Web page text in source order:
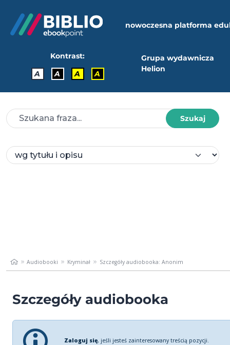
nowoczesna platforma
Kontrast:
A
A A A
Grupa wydawnicza
Helion
Szukaj
Audiobooki Kryminał Szczegóły audiobooka: Anonim
Szczegóły audiobooka
Zaloguj się, jeśli jesteś zainteresowany treścią pozycji.